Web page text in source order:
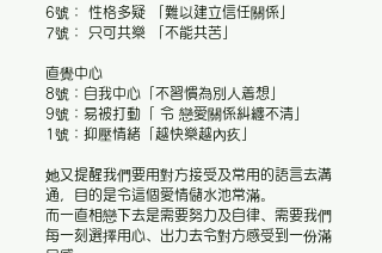
6號： 性格多疑 「難以建立信任關係」
7號： 只可共樂 「不能共苦」
​直覺中心
8號：自我中心「不習慣為別人着想」
9號：易被打動「 令 戀愛關係糾纏不清」
1號：抑壓情緒「越快樂越內疚」
她又提醒我們要用對方接受及常用的語言去溝
通，目的是令這個愛情儲水池常滿。
而一直相戀下去是需要努力及自律、需要我們
每一刻選擇用心、出力去令對方感受到一份滿